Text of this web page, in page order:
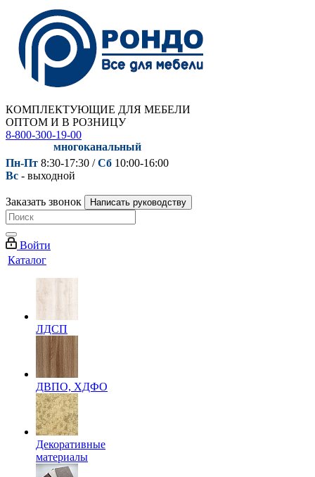
КОМПЛЕКТУЮЩИЕ ДЛЯ МЕБЕЛИ
ОПТОМ И В РОЗНИЦУ
8-800-300-19-00
многоканальный
Пн-Пт 8:30-17:30 /Сб 10:00-16:00
Вс - выходной
Заказать звонок Написать руководству
Войти
Каталог
ЛДСП
ДВПО, ХДФО
Декоративные
материалы